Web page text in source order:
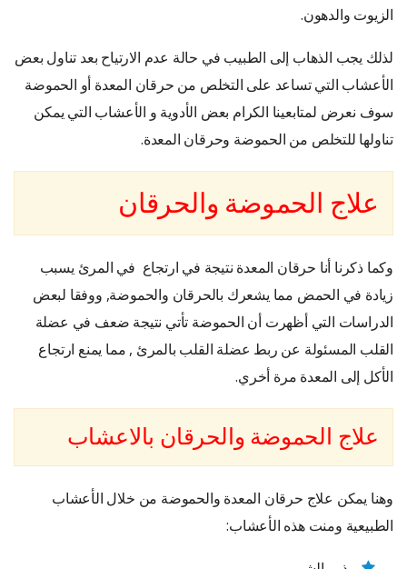
الزيوت والدهون.
لذلك يجب الذهاب إلى الطبيب في حالة عدم الارتياح بعد تناول بعض
الأعشاب التي تساعد على التخلص من حرقان المعدة أو الحموضة
سوف نعرض لمتابعينا الكرام بعض الأدوية و الأعشاب التي يمكن
تناولها للتخلص من الحموضة وحرقان المعدة.
علاج الحموضة والحرقان
وكما ذكرنا أنا حرقان المعدة نتيجة في ارتجاع في المرئ يسبب
زيادة في الحمض مما يشعرك بالحرقان والحموضة, ووفقا لبعض
الدراسات التي أظهرت أن الحموضة تأتي نتيجة ضعف في عضلة
القلب المسئولة عن ربط عضلة القلب بالمرئ , مما يمنع ارتجاع
الأكل إلى المعدة مرة أخري.
علاج الحموضة والحرقان بالاعشاب
وهنا يمكن علاج حرقان المعدة والحموضة من خلال الأعشاب
الطبيعية ومنت هذه الأعشاب: